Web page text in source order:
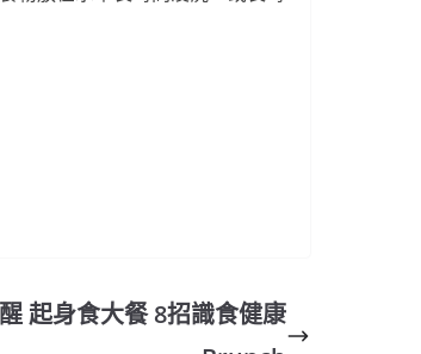
起身食大餐 8招識食健康